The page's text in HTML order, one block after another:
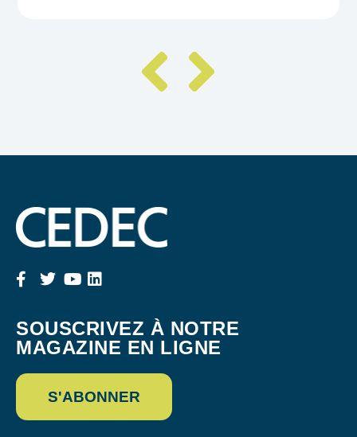
SOUSCRIVEZ À NOTRE
MAGAZINE EN LIGNE
S'ABONNER